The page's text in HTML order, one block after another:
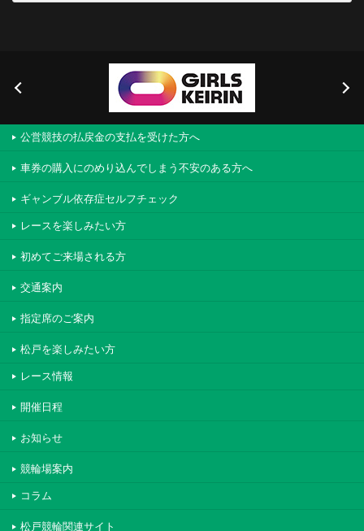
公営競技の払戻金の支払を受けた方へ
車券の購入にのめり込んでしまう不安のある方へ
ギャンブル依存症セルフチェック
レースを楽しみたい方
初めてご来場される方
交通案内
指定席のご案内
松戸を楽しみたい方
レース情報
開催日程
お知らせ
競輪場案内
コラム
松戸競輪関連サイト